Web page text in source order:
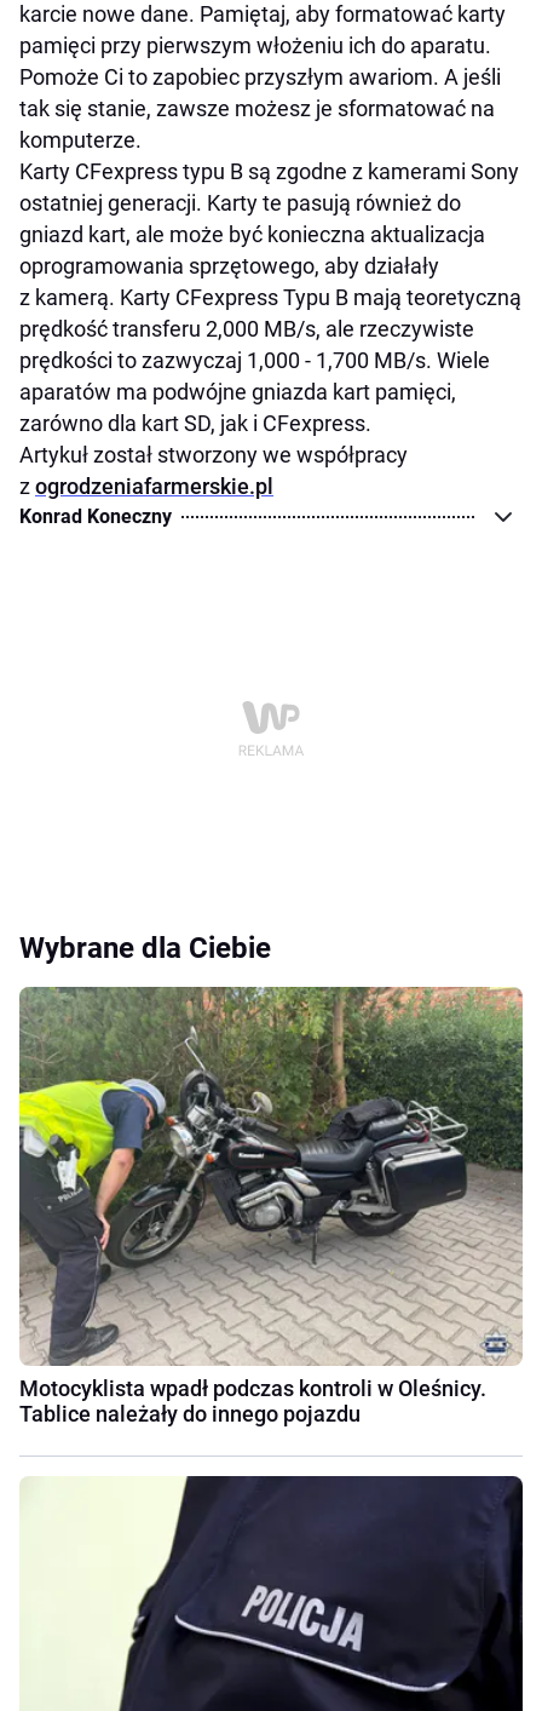
karcie nowe dane. Pamiętaj, aby formatować karty
pamięci przy pierwszym włożeniu ich do aparatu.
Pomoże Ci to zapobiec przyszłym awariom. A jeśli
tak się stanie, zawsze możesz je sformatować na
komputerze.
Karty CFexpress typu B są zgodne z kamerami Sony
ostatniej generacji. Karty te pasują również do
gniazd kart, ale może być konieczna aktualizacja
oprogramowania sprzętowego, aby działały
z kamerą. Karty CFexpress Typu B mają teoretyczną
prędkość transferu 2,000 MB/s, ale rzeczywiste
prędkości to zazwyczaj 1,000 - 1,700 MB/s. Wiele
aparatów ma podwójne gniazda kart pamięci,
zarówno dla kart SD, jak i CFexpress.
Artykuł został stworzony we współpracy
zogrodzeniafarmerskie.pl
Konrad Koneczny
Wybrane dla Ciebie
Motocyklista wpadł podczas kontroli w Oleśnicy.
Tablice należały do innego pojazdu